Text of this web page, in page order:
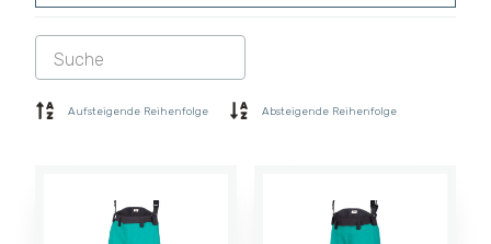
OVERALL
SOFTSHELL
HEMDEN POLO- & T-SHIRT
HANDSCHUHE
Aufsteigende Reihenfolge Absteigende Reihenfolge